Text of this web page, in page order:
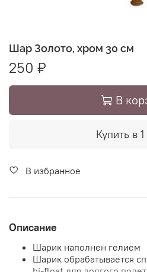
Шар Золото, хром 30 см
250 ₽
В
Купить в
В избранное
Описание
Шарик наполнен гелием
Шарик обрабатывается